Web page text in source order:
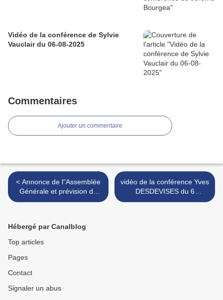
Vidéo de la conférence de Sylvie
Vauclair du 06-08-2025
Commentaires
Ajouter un commentaire
< Annonce de l"Assemblée
Générale et prévision du
proramme de 2024
vidéo de la conférence Yves
DESDEVISES du 6
décembre 2023: les virus
Hébergé par Canalblog
Top articles
Pages
Contact
Signaler un abus